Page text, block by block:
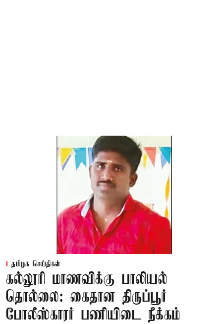
தமிழக செய்திகள்
கல்லூரி மாணவிக்கு பாலியல்
தொல்லை: கைதான திருப்பூர்
போலீஸ்காரர் பணியிடை நீக்கம்